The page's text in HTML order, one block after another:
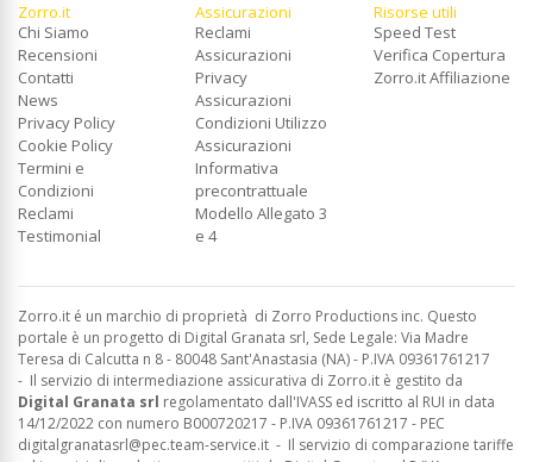
Zorro.it
Chi Siamo
Recensioni
Contatti
News
Privacy Policy
Cookie Policy
Termini e
Condizioni
Reclami
Testimonial
Assicurazioni
Reclami
Assicurazioni
Privacy
Assicurazioni
Condizioni Utilizzo
Assicurazioni
Informativa
precontrattuale
Modello Allegato 3
e 4
Risorse utili
Speed Test
Verifica Copertura
Zorro.it Affiliazione
Zorro.it é un marchio di proprietà di Zorro Productions inc. Questo
portale è un progetto di Digital Granata srl, Sede Legale: Via Madre
Teresa di Calcutta n 8 - 80048 Sant'Anastasia (NA) - P.IVA 09361761217
- Il servizio di intermediazione assicurativa di Zorro.it è gestito da
Digital Granata srl regolamentato dall'IVASS ed iscritto al RUI in data
14/12/2022 con numero B000720217 - P.IVA 09361761217 - PEC
digitalgranatasrl@pec.team-service.it - Il servizio di comparazione tariffe